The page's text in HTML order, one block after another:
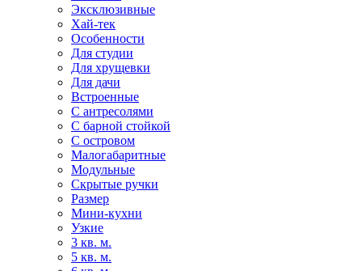
Эксклюзивные
Хай-тек
Особенности
Для студии
Для хрущевки
Для дачи
Встроенные
С антресолями
С барной стойкой
С островом
Малогабаритные
Модульные
Скрытые ручки
Размер
Мини-кухни
Узкие
3 кв. м.
5 кв. м.